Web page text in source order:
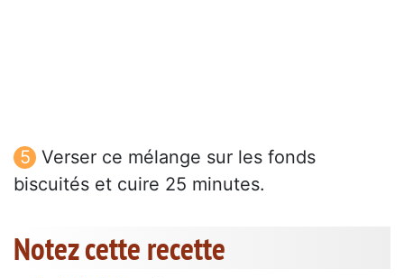
Verser ce mélange sur les fonds
biscuités et cuire 25 minutes.
Notez cette recette